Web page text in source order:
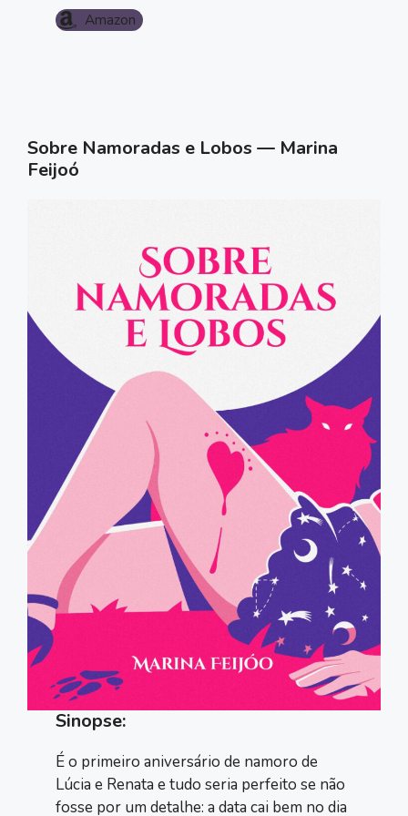
Amazon
Sobre Namoradas e Lobos — Marina
Feijoó
Sinopse:
É o primeiro aniversário de namoro de
Lúcia e Renata e tudo seria perfeito se não
fosse por um detalhe: a data cai bem no dia